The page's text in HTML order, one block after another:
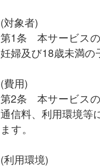
(対象者)
第1条 本サービスの
妊婦及び18歳未満の
(費用)
第2条 本サービス
通信料、利用環境等
ます。
(利用環境)